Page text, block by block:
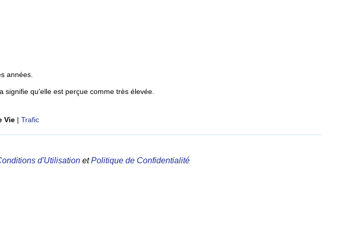
années.
qu'elle est perçue comme très élevée.
Vie | Trafic
d'Utilisation etPolitique de Confidentialité